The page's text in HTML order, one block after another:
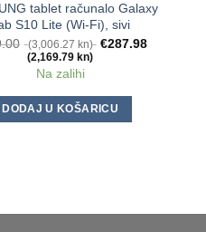
tablet računalo Galaxy
S10 Lite (Wi-Fi), sivi
(3,006.27 kn) €287.98
(2,169.79 kn)
Na zalihi
DODAJ U KOŠARICU